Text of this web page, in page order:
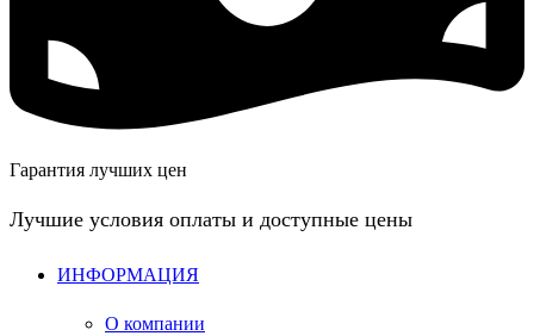
Гарантия лучших цен
Лучшие условия оплаты и доступные цены
ИНФОРМАЦИЯ
О компании